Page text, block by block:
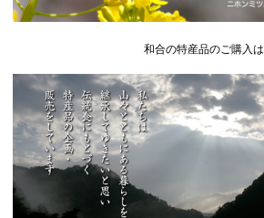
和合の特産品のご購入は